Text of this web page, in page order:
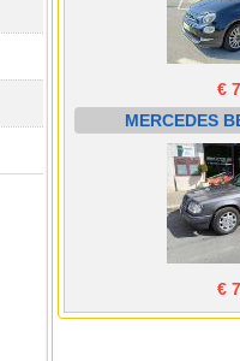
€
MERCEDES
€